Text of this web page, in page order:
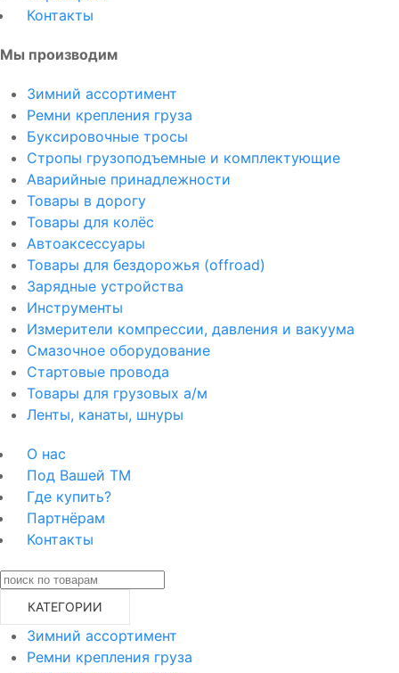
Контакты
Мы производим
Зимний ассортимент
Ремни крепления груза
Буксировочные тросы
Стропы грузоподъемные и комплектующие
Аварийные принадлежности
Товары в дорогу
Товары для колёс
Автоаксессуары
Товары для бездорожья (offroad)
Зарядные устройства
Инструменты
Измерители компрессии, давления и вакуума
Смазочное оборудование
Стартовые провода
Товары для грузовых а/м
Ленты, канаты, шнуры
О нас
Под Вашей ТМ
Где купить?
Партнёрам
Контакты
КАТЕГОРИИ
Зимний ассортимент
Ремни крепления груза